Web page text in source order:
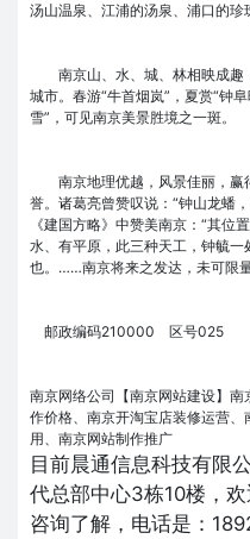
汤山温泉、江浦的汤泉、浦口的珍
南京山、水、城、林相映成趣
城市。春游“牛首烟岚”，夏赏“钟
雪”，可见南京美景胜境之一斑。
南京地理优越，风景佳丽，赢
誉。诸葛亮曾赞叹说：“钟山龙蟠
《建国方略》中赞美南京：“其位
水、有平原，此三种天工，钟毓
也。……南京将来之发达，未可限
邮政编码210000 区号025
南京网络公司【南京网站建设】
作价格、南京开淘宝店装修运营
用、南京网站制作推广
目前晨通信息科技有限
代总部中心3栋10楼，
咨询了解，电话是：